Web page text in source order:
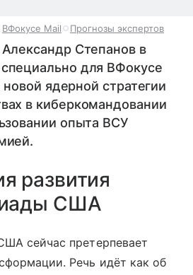
ВФокусе Mail Прогнозы экспертов
Степанов в
для ВФокусе
ядерной стратегии
в киберкомандовании
опыта ВСУ
развития
США
сейчас претерпевает
Речь идёт как об